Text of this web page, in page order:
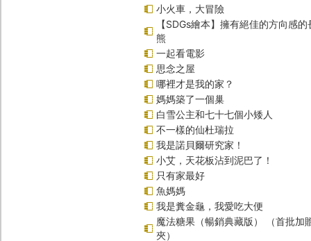
小火車，大冒險
【SDGs繪本】擁有絕佳的方向感
熊
一起看電影
思念之屋
哪裡才是我的家？
媽媽築了一個巢
白雪公主和七十七個小矮人
不一樣的仙杜瑞拉
我是諾貝爾研究家！
小艾，天花板沾到泥巴了！
只有家最好
魚媽媽
我是糞金龜，我愛吃大便
魔法糖果（暢銷典藏版） （首批加
夾）